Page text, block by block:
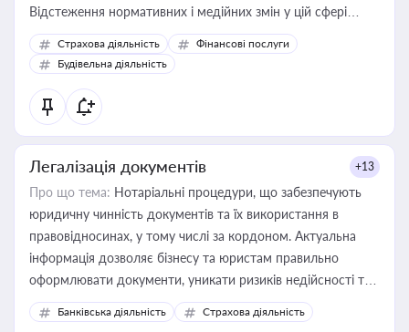
Відстеження нормативних і медійних змін у цій сфері
корисне для власника бізнесу, керівника, юриста або
бухгалтера під час оподаткування, приватизації, оренди
державного майна, корпоративних угод і перевірки
статусу суб'єктів оціночної діяльності
Страхова діяльність
Фінансові послуги
Будівельна діяльність
Легалізація документів +13
Про що тема: Нотаріальні процедури, що забезпечують
юридичну чинність документів та їх використання в
правовідносинах, у тому числі за кордоном. Актуальна
інформація дозволяє бізнесу та юристам правильно
оформлювати документи, уникати ризиків недійсності та
забезпечувати їх належне прийняття органами влади та
контрагентами
Банківська діяльність Страхова діяльність